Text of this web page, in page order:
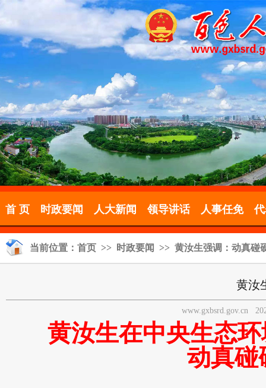
首 页 时政要闻 人大新闻 领导讲话 人事任免
当前位置： 首页 >> 时政要闻 >> 黄汝生强调：动真碰
黄汝
www.gxbsrd.gov.cn
黄汝生在中央生态
动真碰